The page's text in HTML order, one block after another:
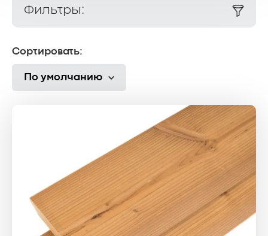
Фильтры:
Сортировать:
По умолчанию